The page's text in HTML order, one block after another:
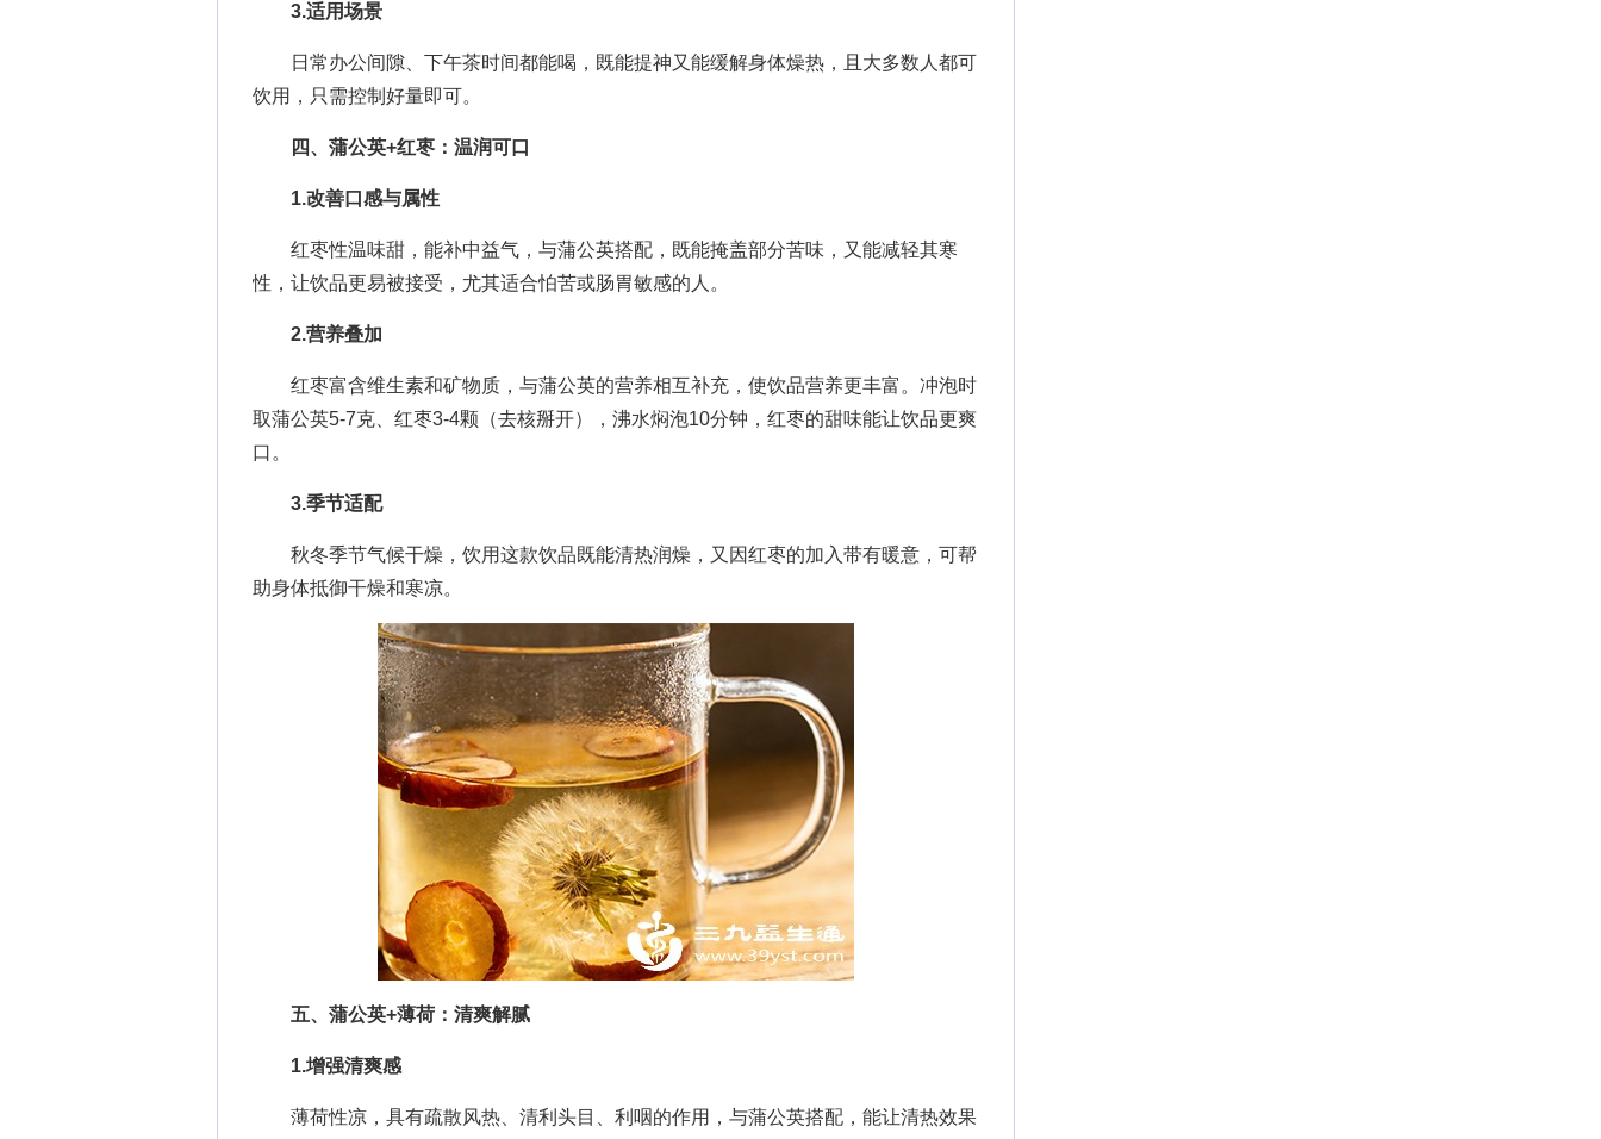
3.适用场景
日常办公间隙、下午茶时间都能喝，既能提神又能缓解身体燥热，且大多数人都可
饮用，只需控制好量即可。
四、蒲公英+红枣：温润可口
1.改善口感与属性
红枣性温味甜，能补中益气，与蒲公英搭配，既能掩盖部分苦味，又能减轻其寒
性，让饮品更易被接受，尤其适合怕苦或肠胃敏感的人。
2.营养叠加
红枣富含维生素和矿物质，与蒲公英的营养相互补充，使饮品营养更丰富。冲泡时
取蒲公英5-7克、红枣3-4颗（去核掰开），沸水焖泡10分钟，红枣的甜味能让饮品更爽
口。
3.季节适配
秋冬季节气候干燥，饮用这款饮品既能清热润燥，又因红枣的加入带有暖意，可帮
助身体抵御干燥和寒凉。
五、蒲公英+薄荷：清爽解腻
1.增强清爽感
薄荷性凉，具有疏散风热、清利头目、利咽的作用，与蒲公英搭配，能让清热效果